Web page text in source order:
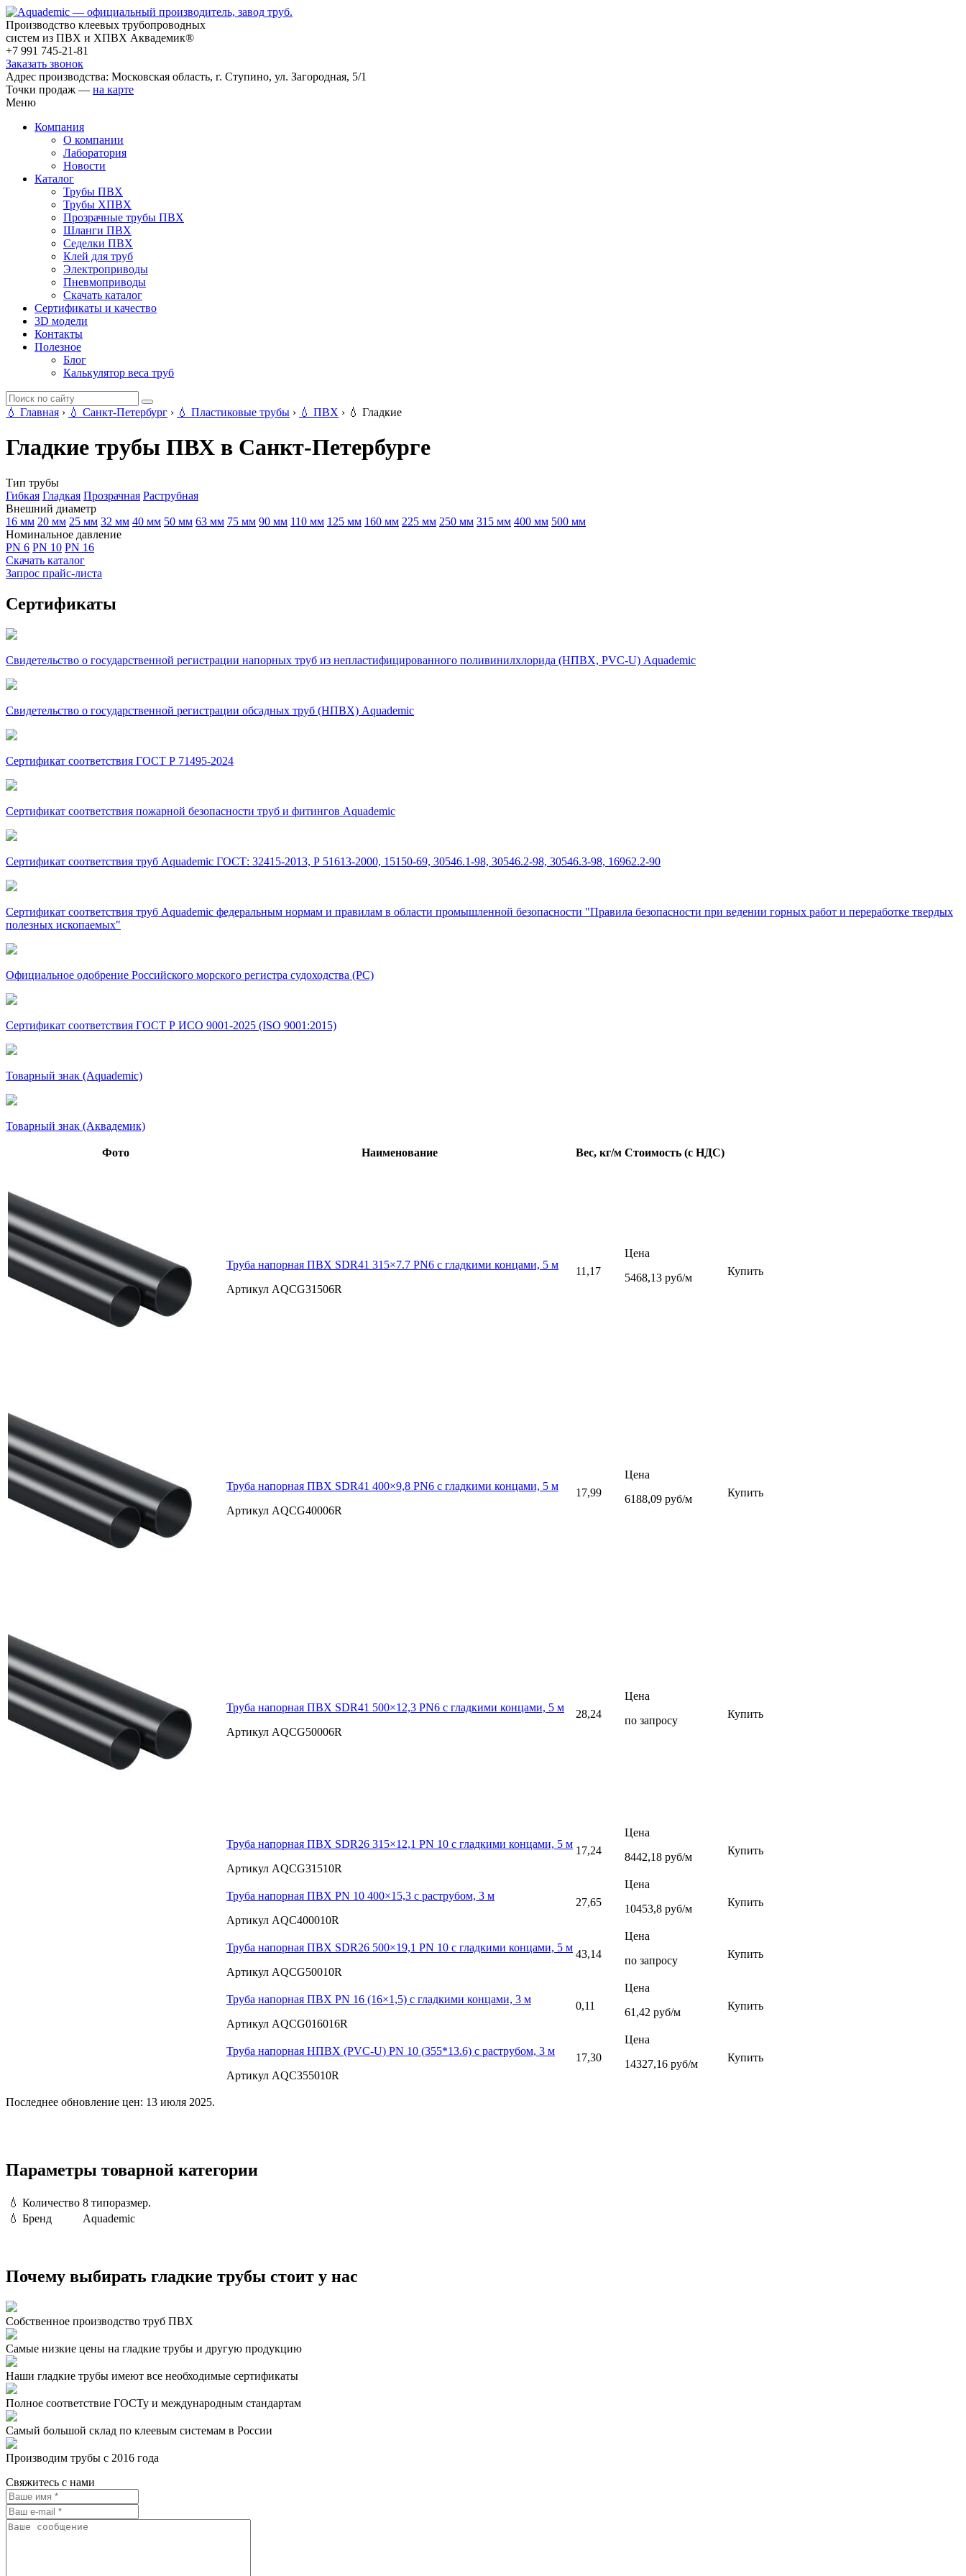
Производство клеевых трубопроводных
систем из ПВХ и ХПВХ Аквадемик®
+7 991 745-21-81
Заказать звонок
Адрес производства: Московская область, г. Ступино, ул. Загородная, 5/1
Точки продаж — на карте
Меню
Компания
О компании
Лаборатория
Новости
Каталог
Трубы ПВХ
Трубы ХПВХ
Прозрачные трубы ПВХ
Шланги ПВХ
Седелки ПВХ
Клей для труб
Электроприводы
Пневмоприводы
Скачать каталог
Сертификаты и качество
3D модели
Контакты
Полезное
Блог
Калькулятор веса труб
💧 Главная › 💧 Санкт-Петербург › 💧 Пластиковые трубы › 💧 ПВХ › 💧 Гладкие
Гладкие трубы ПВХ в Санкт-Петербурге
Тип трубы
Гибкая Гладкая Прозрачная Раструбная
Внешний диаметр
16 мм 20 мм 25 мм 32 мм 40 мм 50 мм 63 мм 75 мм 90 мм 110 мм 125 мм 160 мм 225 мм 250 мм 315 мм 400 мм 500 мм
Номинальное давление
PN 6 PN 10 PN 16
Скачать каталог
Запрос прайс-листа
Сертификаты
Свидетельство о государственной регистрации напорных труб из непластифицированного поливинилхлорида (НПВХ, PVC-U) Aquademic
Свидетельство о государственной регистрации обсадных труб (НПВХ) Aquademic
Сертификат соответствия ГОСТ Р 71495-2024
Сертификат соответствия пожарной безопасности труб и фитингов Aquademic
Сертификат соответствия труб Aquademic ГОСТ: 32415-2013, Р 51613-2000, 15150-69, 30546.1-98, 30546.2-98, 30546.3-98, 16962.2-90
Сертификат соответствия труб Aquademic федеральным нормам и правилам в области промышленной безопасности "Правила безопасности при ведении горных работ и переработке твердых
полезных ископаемых"
Официальное одобрение Российского морского регистра судоходства (РС)
Сертификат соответствия ГОСТ Р ИСО 9001-2025 (ISO 9001:2015)
Товарный знак (Aquademic)
Товарный знак (Аквадемик)
Фото Наименование Вес, кг/м Стоимость (с НДС)
Труба напорная ПВХ SDR41 315×7.7 PN6 с гладкими концами, 5 м
Артикул AQCG31506R
11,17
Цена
5468,13 руб/м
Купить
Труба напорная ПВХ SDR41 400×9,8 PN6 с гладкими концами, 5 м
Артикул AQCG40006R
17,99
Цена
6188,09 руб/м
Купить
Труба напорная ПВХ SDR41 500×12,3 PN6 с гладкими концами, 5 м
Артикул AQCG50006R
28,24
Цена
по запросу
Купить
Труба напорная ПВХ SDR26 315×12,1 PN 10 с гладкими концами, 5 м
Артикул AQCG31510R
17,24
Цена
8442,18 руб/м
Купить
Труба напорная ПВХ PN 10 400×15,3 с раструбом, 3 м
Артикул AQC400010R
27,65
Цена
10453,8 руб/м
Купить
Труба напорная ПВХ SDR26 500×19,1 PN 10 с гладкими концами, 5 м
Артикул AQCG50010R
43,14
Цена
по запросу
Купить
Труба напорная ПВХ PN 16 (16×1,5) с гладкими концами, 3 м
Артикул AQCG016016R
0,11
Цена
61,42 руб/м
Купить
Труба напорная НПВХ (PVC-U) PN 10 (355*13.6) с раструбом, 3 м
Артикул AQC355010R
17,30
Цена
14327,16 руб/м
Купить
Последнее обновление цен: 13 июля 2025.
Параметры товарной категории
💧 Количество 8 типоразмер.
💧 Бренд Aquademic
Почему выбирать гладкие трубы стоит у нас
Собственное производство труб ПВХ
Самые низкие цены на гладкие трубы и другую продукцию
Наши гладкие трубы имеют все необходимые сертификаты
Полное соответствие ГОСТу и международным стандартам
Самый большой склад по клеевым системам в России
Производим трубы с 2016 года
Свяжитесь с нами